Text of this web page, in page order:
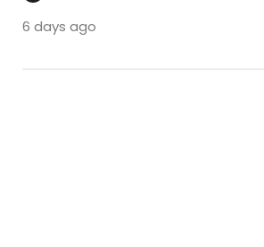
6 days ago